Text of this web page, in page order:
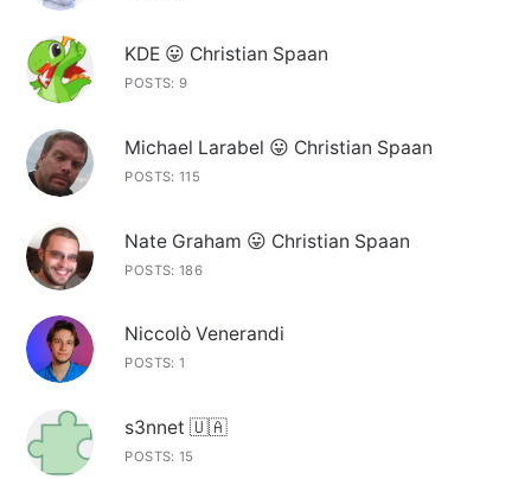
KDE 😛 Christian Spaan
POSTS: 9
Michael Larabel 😛 Christian Spaan
POSTS: 115
Nate Graham 😛 Christian Spaan
POSTS: 186
Niccolò Venerandi
POSTS: 1
s3nnet 🇺🇦
POSTS: 15